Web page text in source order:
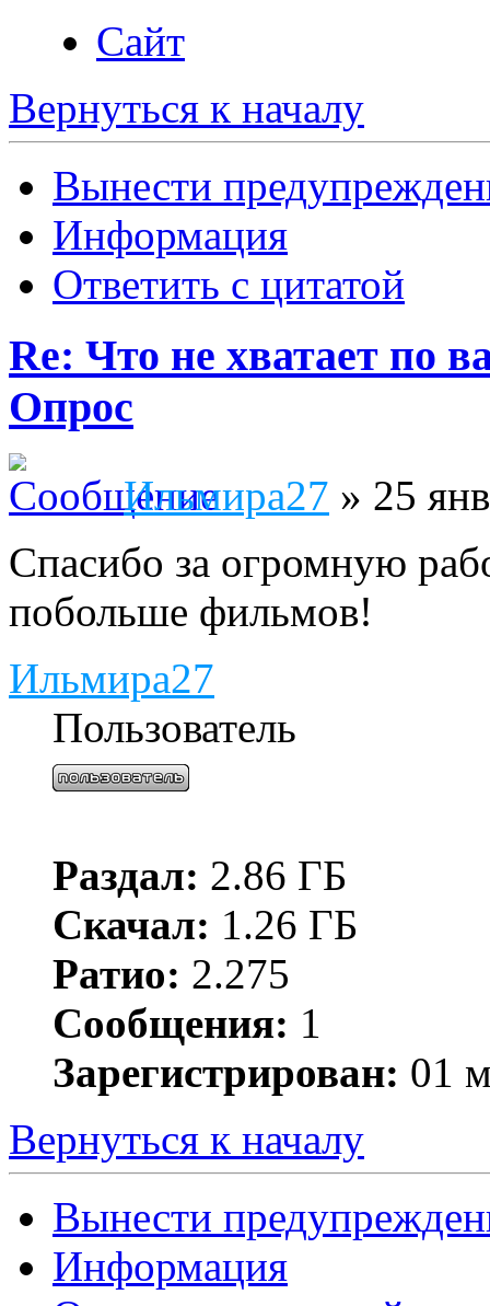
Сайт
Вернуться к началу
Вынести
Информация
Ответить с цитатой
Re: Что не хватает по
Опрос
Ильмира27 » 25
Спасибо за огромную
побольше фильмов!
Ильмира27
Пользователь
Раздал: 2.86 ГБ
Скачал: 1.26 ГБ
Ратио: 2.275
Сообщения: 1
Зарегистрирован: 01
Вернуться к началу
Вынести
Информация